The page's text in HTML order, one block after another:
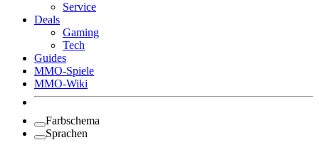
Service
Deals
Gaming
Tech
Guides
MMO-Spiele
MMO-Wiki
Farbschema
Sprachen